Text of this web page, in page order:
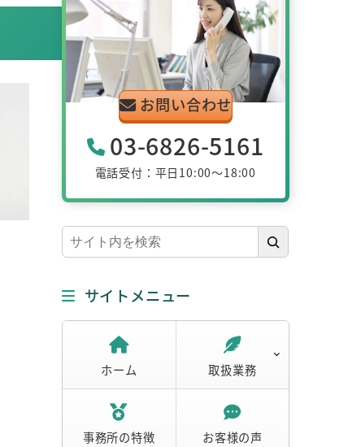
お問い合わせ
03-6826-5161
電話受付：平日10:00～18:00
索
サイトメニュー
ホーム 取扱業務
事務所の特徴 お客様の声